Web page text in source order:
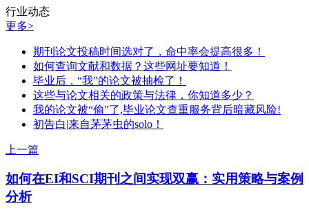
行业动态
更多>
期刊论文投稿时间选对了，命中率会提高很多！
如何查询文献和数据？这些网址要知道！
毕业后，“我”的论文被抽检了！
这些与论文相关的政策与法律，你知道多少？
我的论文被“偷”了,毕业论文查重服务背后暗藏风险!
初告白|来自茅茅虫的solo！
上一篇
如何在EI和SCI期刊之间实现双赢：实用策略与案例
分析